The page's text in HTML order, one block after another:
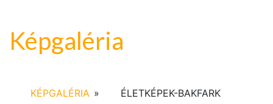
Képgaléria
KÉPGALÉRIA » ÉLETKÉPEK-BAKFARK